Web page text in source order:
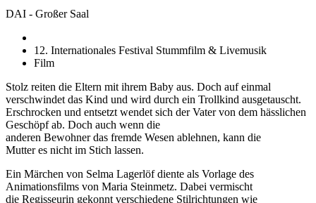
DAI - Großer Saal
12. Internationales Festival Stummfilm & Livemusik
Film
Stolz reiten die Eltern mit ihrem Baby aus. Doch auf einmal
verschwindet das Kind und wird durch ein Trollkind ausgetauscht.
Erschrocken und entsetzt wendet sich der Vater von dem hässlichen
Geschöpf ab. Doch auch wenn die
anderen Bewohner das fremde Wesen ablehnen, kann die
Mutter es nicht im Stich lassen.
Ein Märchen von Selma Lagerlöf diente als Vorlage des
Animationsfilms von Maria Steinmetz. Dabei vermischt
die Regisseurin gekonnt verschiedene Stilrichtungen wie